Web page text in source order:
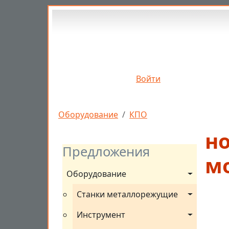
Перейти к основному содержанию
Войти
Строка навигации
Оборудование КПО
Предложения
Оборудование
Станки металлорежущие
Инструмент